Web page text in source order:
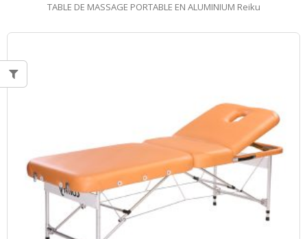
TABLE DE MASSAGE PORTABLE EN ALUMINIUM Reiku